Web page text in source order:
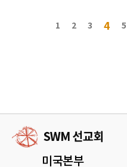
1 2 3 4 5
미국본부